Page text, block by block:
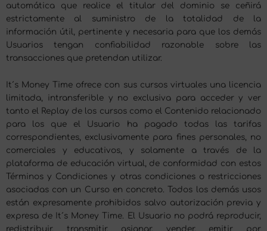
automática que realice el titular del dominio se ceñirá
estrictamente al suministro de la totalidad de la
información útil, pertinente y necesaria para que los demás
Usuarios tengan confiabilidad razonable sobre las
transacciones que pretendan utilizar.
It´s Money Time ofrece con sus cursos virtuales una licencia
limitada, intransferible y no exclusiva para acceder y ver
tanto el Replay de los cursos como el Contenido relacionado
para los que el Usuario ha pagado todas las tarifas
correspondientes, exclusivamente para fines personales, no
comerciales y educativos, y solamente a través de la
plataforma de educación virtual, de conformidad con estos
Términos y Condiciones y otras condiciones o restricciones
asociadas con un Curso en concreto. Todos los demás usos
están expresamente prohibidos salvo autorización previa y
expresa de It´s Money Time. El Usuario no podrá reproducir,
redistribuir, transmitir, asignar, vender, emitir por